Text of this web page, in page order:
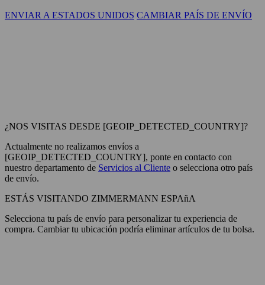
ENVIAR A ESTADOS UNIDOS CAMBIAR PAÍS DE ENVÍO
¿NOS VISITAS DESDE [GEOIP_DETECTED_COUNTRY]?
Actualmente no realizamos envíos a
[GEOIP_DETECTED_COUNTRY], ponte en contacto con
nuestro departamento de Servicios al Cliente o selecciona otro país
de envío.
ESTÁS VISITANDO ZIMMERMANN ESPAñA
Selecciona tu país de envío para personalizar tu experiencia de
compra. Cambiar tu ubicación podría eliminar artículos de tu bolsa.